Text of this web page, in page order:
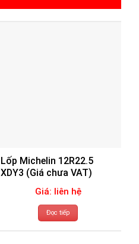
Lốp Michelin 12R22.5
XDY3 (Giá chưa VAT)
Giá: liên hệ
Đọc tiếp